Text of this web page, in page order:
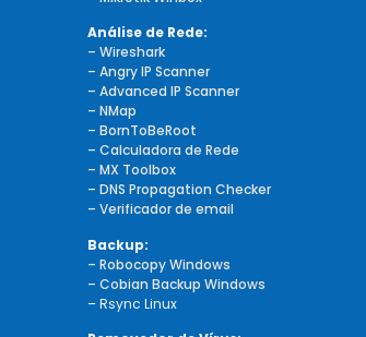
Análise de Rede:
– Wireshark
– Angry IP Scanner
– Advanced IP Scanner
– NMap
– BornToBeRoot
– Calculadora de Rede
– MX Toolbox
– DNS Propagation Checker
– Verificador de email
Backup:
– Robocopy Windows
– Cobian Backup Windows
– Rsync Linux